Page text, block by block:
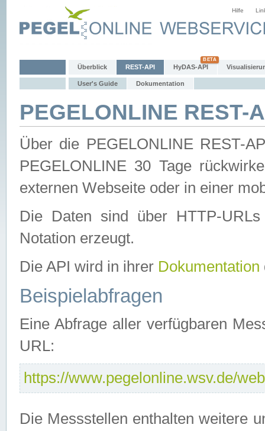
Hilfe
Überblick REST-API HyDAS-API
User's Guide Dokumentation
PEGELONLINE REST-
Über die PEGELONLINE REST-
PEGELONLINE 30 Tage
externen Webseite oder in einer
Die Daten sind über HTTP-
Notation erzeugt.
Die API wird in ihrer Dokumentation
Beispielabfragen
Eine Abfrage aller verfügbaren
URL:
https://www.pegelonline.wsv.de/
Die Messstellen enthalten weitere